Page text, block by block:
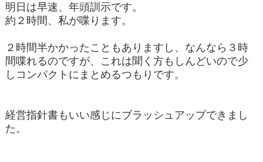
明日は早速、年頭訓示です。
約２時間、私が喋ります。
２時間半かかったこともありますし、なんなら３時
間喋れるのですが、これは聞く方もしんどいので少
しコンパクトにまとめるつもりです。
経営指針書もいい感じにブラッシュアップできまし
た。